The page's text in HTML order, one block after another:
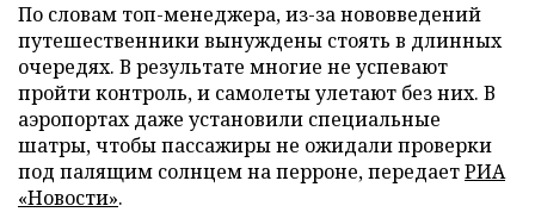
По словам топ-менеджера, из-за нововведений
путешественники вынуждены стоять в длинных
очередях. В результате многие не успевают
пройти контроль, и самолеты улетают без них. В
аэропортах даже установили специальные
шатры, чтобы пассажиры не ожидали проверки
под палящим солнцем на перроне, передаетРИА
«Новости».